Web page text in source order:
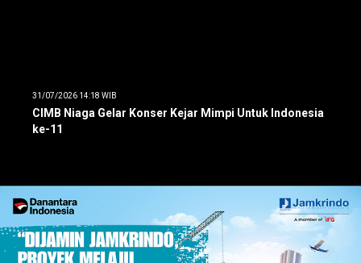
31/07/2026 14:18 WIB
CIMB Niaga Gelar Konser Kejar Mimpi Untuk Indonesia
ke-11